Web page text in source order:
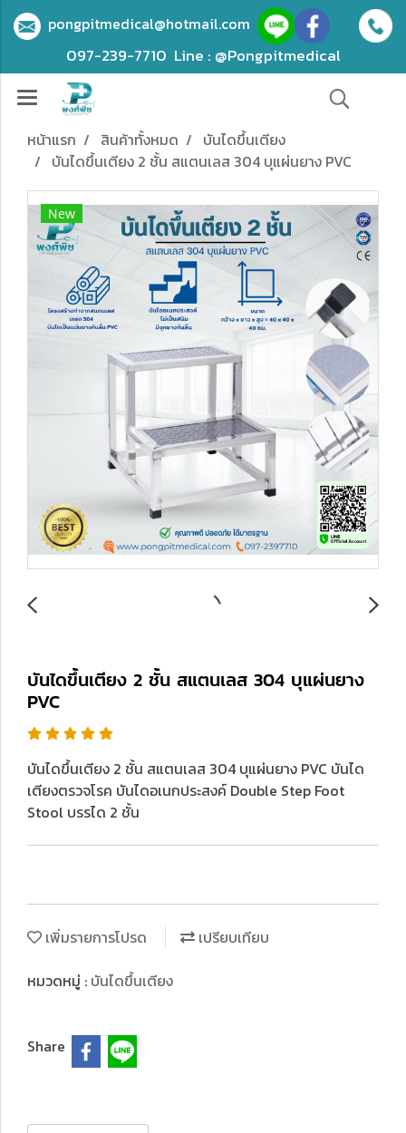
pongpitmedical@hotmail.com
097-239-7710 Line : @Pongpitmedical
หน้าแรก สินค้าทั้งหมด
บันไดขึ้นเตียง
บันไดขึ้นเตียง 2 ชั้น สแตนเลส 304 บุแผ่นยาง PVC
New
บันไดขึ้นเตียง 2 ชั้น สแตนเลส 304 บุแผ่นยาง
PVC
บันไดขึ้นเตียง 2 ชั้น สแตนเลส 304 บุแผ่นยาง PVC บันได
เตียงตรวจโรค บันไดอเนกประสงค์ Double Step Foot
Stool บรรได 2 ชั้น
เพิ่มรายการโปรด
เปรียบเทียบ
หมวดหมู่ : บันไดขึ้นเตียง
Share